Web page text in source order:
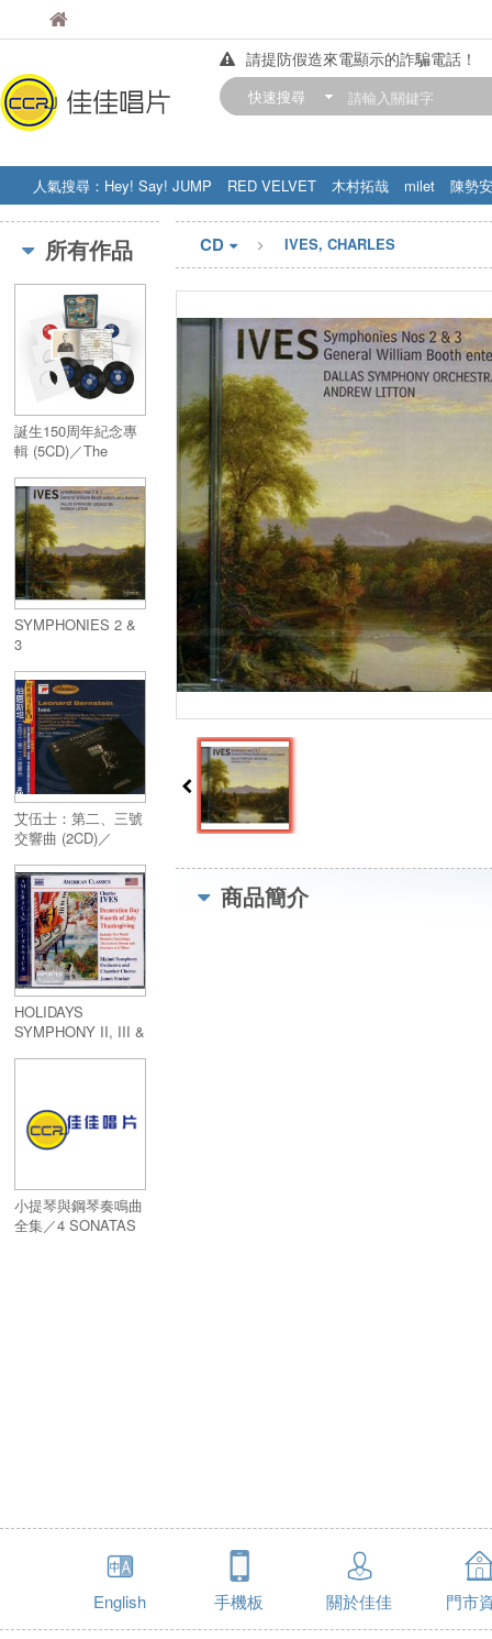
佳佳唱片
請提防假造來電顯示的詐騙電話！
【中華門市營業時間調整公告】
快速搜尋
人氣搜尋： Hey! Say! JUMP RED VELVET 木村拓哉 milet
陳勢安
STRAY KIDS
盧廣仲 周杰伦
所有作品
誕生150周年紀念專
輯 (5CD)／The
(5CD)
SYMPHONIES 2 &
3
艾伍士：第二、三號
交響曲 (2CD)／
NOS. 2 & 3, etc
(2CD)
HOLIDAYS
SYMPHONY II, III &
小提琴與鋼琴奏鳴曲
全集／4 SONATAS
CD IVES, CHARLES
商品簡介
English 手機板 關於佳佳 門市